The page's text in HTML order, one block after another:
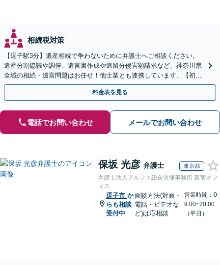
相続税対策
【逗子駅3分】遺産相続で争わないために弁護士へご相談ください。
遺産分割協議や調停、遺言書作成や遺留分侵害額請求など、神奈川県
全域の相続・遺言問題はお任せ！他士業とも連携しています。【初回
面談無料】【夜間・休日は予約で対応可】
料金表を見る
電話でお問い合わせ メールでお問い合わせ
保坂 光彦 弁護士 東京都
弁護士法人アルファ総合法律事務所 新宿オフ
ィス
逗子市 か
らも相談
受付中
面談方法(対面・
電話・ビデオな
ど)は応相談
営業時間：0
9:00~20:00
（平日）